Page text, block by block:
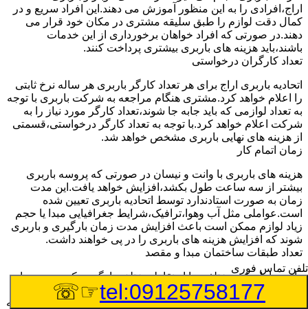
اراج،افرادی را به این منظور آموزش می دهند.این افراد سریع و در
کمال دقت لوازم را طبق سلیقه مشتری در مکان خود قرار می
دهند.در صورتی که افراد خواهان برخورداری از این خدمات
باشند،باید هزینه های باربری بیشتری پرداخت کنند.
تعداد کارگران درخواستی
اتحادیه باربری اراج برای هر تعداد کارگر باربری هر ساله نرخ ثابتی
را اعلام خواهد کرد.مشتری هنگام مراجعه به شرکت باربری با توجه
به تعداد لوازمی که باید جابه جا شوند،تعداد کارگر مورد نیاز را به
شرکت اعلام خواهد کرد.با توجه به تعداد کارگر درخواستی،قسمتی
از هزینه های نهایی باربری مشخص خواهد شد.
زمان اتمام کار
هزینه های باربری با وانت و نیسان در صورتی که پروسه باربری
بیشتر از سه ساعت طول بکشد،افزایش خواهد یافت.این مدت
زمان به صورت استادندارد توسط اتحادیه باربری تعیین شده
است.عواملی مثل آب وهوا،ترافیک،شرایط جغرافیایی مبدا یا حجم
زیاد لوازم ممکن است باعث افزایش مدت زمان بارگیری و باربری
شوند که افزایش هزینه های باربری را در پی خواهند داشت.
تعداد طبقات ساختمان مبدا و مقصد
وانت ها بارهای مختلفی را از نقاط مختلف بارگیری کرده و به سایر
نقاط جابه جا می کنند.در اکثر مواقع بار مورد نظر باید از طبقات
همکف به بالای ساختمان به پایین منتقل شود یا به طبقات بالاتر جابه
تلفن تماس فوری
tel:09125758177
☞☏